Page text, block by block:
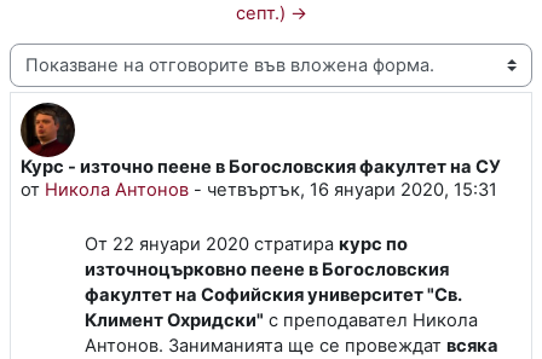
септ.) →
Начин на показване
Курс - източно пеене в Богословския факултет на СУ
от Никола Антонов - четвъртък, 16 януари 2020, 15:31
Number of replies: 0
От 22 януари 2020 стратира курс по
източноцърковно пеене в Богословския
факултет на Софийския университет "Св.
Климент Охридски" с преподавател Никола
Антонов. Заниманията ще се провеждат всяка